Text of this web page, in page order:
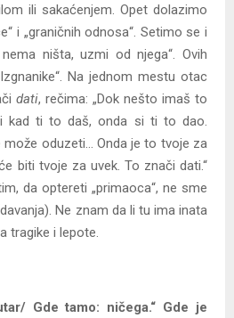
ili sakaćenjem. Opet dolazimo
i „graničnih odnosa“. Setimo se i
ništa, uzmi od njega“. Ovih
Na jednom mestu otac
dati, rečima: „Dok nešto imaš to
kad ti to daš, onda si ti to dao.
oduzeti… Onda je to tvoje za
biti tvoje za uvek. To znači dati.“
da optereti „primaoca“, ne sme
Ne znam da li tu ima inata
tragike i lepote.
Gde tamo: ničega.“ Gde je